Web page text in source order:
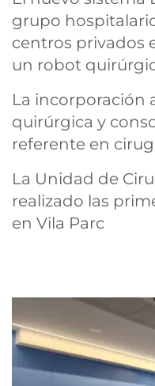
grupo
centros privados
un robot
La incorporación
quirúrgica y
referente en
La Unidad de
realizado las
en Vila Parc